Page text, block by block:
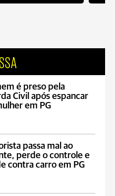
é preso pela
Civil após espancar
em PG
passa mal ao
perde o controle e
contra carro em PG